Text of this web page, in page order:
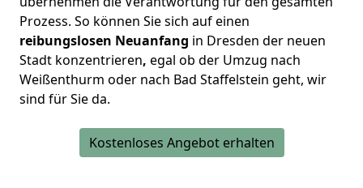
Prozess. So können Sie sich auf einen
reibungslosen Neuanfang in Dresden der neuen
Stadt konzentrieren, egal ob der Umzug nach
Weißenthurm oder nach Bad Staffelstein geht, wir
sind für Sie da.
Kostenloses Angebot erhalten